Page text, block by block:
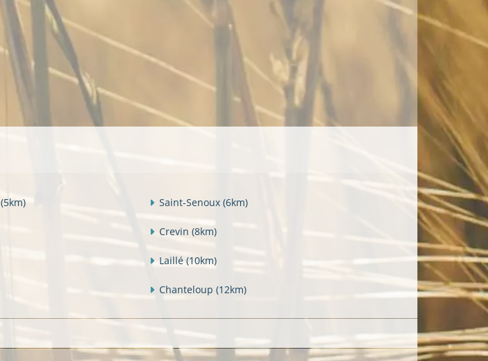
(5km) Saint-Senoux (6km)
Crevin (8km)
Laillé (10km)
Chanteloup (12km)